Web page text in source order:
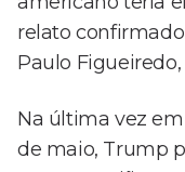
relato
Paulo
Na última vez
de maio, Trump